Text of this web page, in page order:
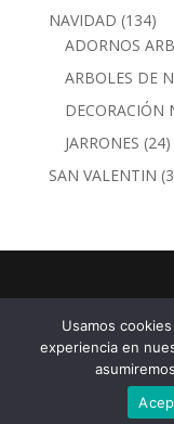
NAVIDAD 134134
ADORNOS
ARBOLES DE
DECORACIÓN
JARRONES 2424
SAN VALENTIN
Calle Torre
93 04 -
Usamos
experiencia en